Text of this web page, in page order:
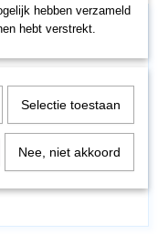
hebben verzameld
hebt verstrekt.
Selectie toestaan
Nee, niet akkoord